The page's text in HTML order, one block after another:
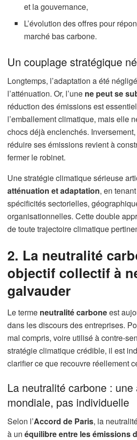
et la gouvernance,
L’évolution des offres pour
marché bas carbone.
Un couplage stratégique
Longtemps, l’adaptation a été
l’atténuation. Or, l’une ne peut se
réduction des émissions est
l’emballement climatique, mais elle
chocs déjà enclenchés. Inversement,
réduire ses émissions revient à
fermer le robinet.
Une stratégie climatique sérieuse
atténuation et adaptation, en
spécificités sectorielles,
organisationnelles. Cette double
de toute trajectoire climatique
2. La neutralité
objectif collectif à
galvauder
Le terme neutralité carboneest
dans les discours des entreprises.
mal compris, voire utilisé à contre-
stratégie climatique crédible, il est
clarifier ce que recouvre réellement
La neutralité carbone : une
mondiale, pas individuelle
Selon l’Accord de Paris, la
à un équilibre entre les émissions